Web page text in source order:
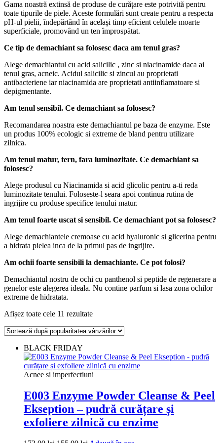
Gama noastră extinsă de produse de curățare este potrivită pentru
toate tipurile de piele. Aceste formulări sunt create pentru a respecta
pH-ul pielii, îndepărtând în același timp eficient celulele moarte
superficiale, promovând un ten împrospătat.
Ce tip de demachiant sa folosesc daca am tenul gras?
Alege demachiantul cu acid salicilic , zinc si niacinamide daca ai
tenul gras, acneic. Acidul salicilic si zincul au proprietati
antibacteriene iar niacinamida are proprietati antiinflamatoare si
depigmentante.
Am tenul sensibil. Ce demachiant sa folosesc?
Recomandarea noastra este demachiantul pe baza de enzyme. Este
un produs 100% ecologic si extreme de bland pentru utilizare
zilnica.
Am tenul matur, tern, fara luminozitate. Ce demachiant sa
folosesc?
Alege produsul cu Niacinamida si acid glicolic pentru a-ti reda
luminozitate tenului. Foloseste-l seara apoi continua rutina de
ingrijire cu produse specifice tenului matur.
Am tenul foarte uscat si sensibil. Ce demachiant pot sa folosesc?
Alege demachiantele cremoase cu acid hyaluronic si glicerina pentru
a hidrata pielea inca de la primul pas de ingrijire.
Am ochii foarte sensibili la demachiante. Ce pot folosi?
Demachiantul nostru de ochi cu panthenol si peptide de regenerare a
genelor este alegerea ideala. Nu contine parfum si lasa zona ochilor
extreme de hidratata.
Afișez toate cele 11 rezultateSortat
popularitate
BLACK FRIDAY
Acnee si imperfectiuni
E003 Enzyme Powder Cleanse & Peel
Ekseption – pudră curățare și
exfoliere zilnică cu enzime